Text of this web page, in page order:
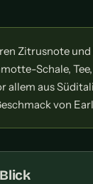
Zitrusnote
Schale,
allem aus
von